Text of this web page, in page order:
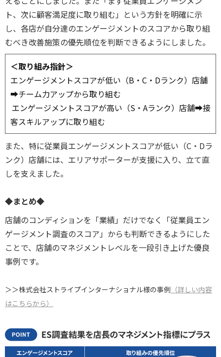
ト、次に顧客満足度に取り組む」という方針を明確に示
し、各店が自分達のエンゲージメントのスコアから取り組
むべき改善施策の優先順位を判断できるようにしました。
＜取り組み指針＞
エンゲージメントスコアが低い（B・C・Dランク） 店舗
➡チーム力アップから取り組む
エンゲージメントスコアが高い（S・Aランク）店舗➡接
客スキルアップに取り組む
また、特に従業員エンゲージメントスコアが低い（C・Dラ
ンク）店舗には、エリアサポーターが支援に入り、立て直
しを支えました。
◆まとめ◆
店舗のコンディションを「業績」だけでなく「従業員エン
ゲージメント調査のスコア」からも判断できるようにした
ことで、店舗のマネジメントレベルを一段引き上げた優良
事例です。
＞＞株式会社ストライプインターナショナル様の事例 （詳しい内容
はこちらから）